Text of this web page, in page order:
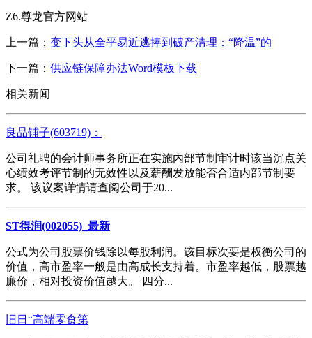
Z6.尊龙官方网站
上一篇： 变下头从全平易近逃捧到破产清理：“降温”的
下一篇： 供应链保障办法Word模板下载
相关新闻
良品铺子(603719)：
公司礼聘的会计师事务所正在实施内部节制审计时该当沉点关
心绩效考评节制的无效性以及薪酬发放能否合适内部节制要
求。 该议案详情请查阅公司于20...
ST得润(002055)_最新
公式为公司股票价钱除以每股利润。该目标次要是权衡公司的
价值，高市盈率一般是由高成长支持着。市盈率越低，股票越
廉价，相对投资价值越大。 四分...
旧日“高端零食第